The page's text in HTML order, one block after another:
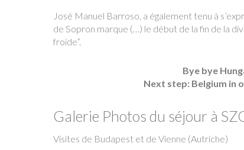
José Manuel Barroso, a également tenu à
de Sopron marque (…) le début de la fin de la
froide”.
Bye bye
Next step: Belgium in
Galerie Photos du séjour à
Visites de Budapest et de Vienne (Autriche)